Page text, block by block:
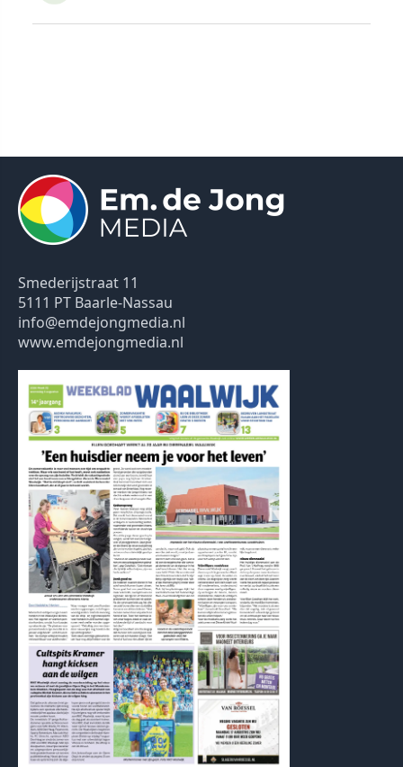
Smederijstraat 11
5111 PT Baarle-Nassau
info@emdejongmedia.nl
www.emdejongmedia.nl